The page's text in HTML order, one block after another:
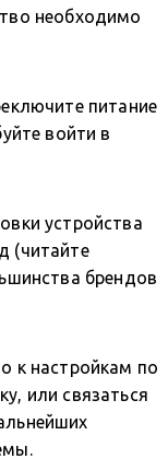
необходимо
питание
войти в
устройства
(читайте
брендов
к настройкам по
или связаться